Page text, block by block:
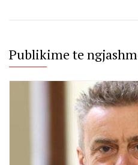
Publikime te